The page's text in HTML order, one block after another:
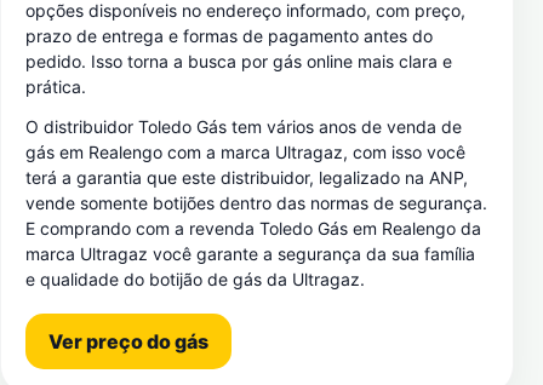
opções disponíveis no endereço informado, com preço,
prazo de entrega e formas de pagamento antes do
pedido. Isso torna a busca por gás online mais clara e
prática.
O distribuidor Toledo Gás tem vários anos de venda de
gás em Realengo com a marca Ultragaz, com isso você
terá a garantia que este distribuidor, legalizado na ANP,
vende somente botijões dentro das normas de segurança.
E comprando com a revenda Toledo Gás em Realengo da
marca Ultragaz você garante a segurança da sua família
e qualidade do botijão de gás da Ultragaz.
Ver preço do gás